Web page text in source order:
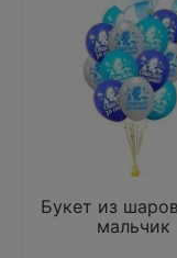
Букет из
мальчик